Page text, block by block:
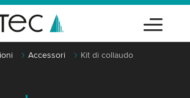
Accessori Kit di collaudo